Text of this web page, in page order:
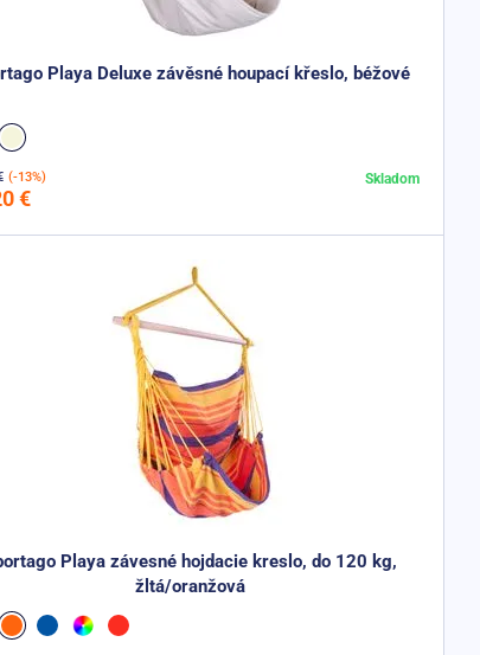
Playa Deluxe závěsné houpací křeslo, béžové
(-13%)
€
Skladom
Playa závesné hojdacie kreslo, do 120 kg,
žltá/oranžová